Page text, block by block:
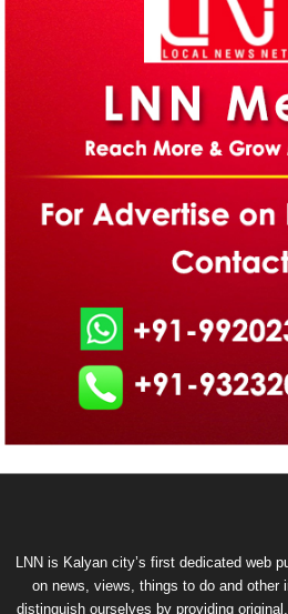
LNN is Kalyan city’s first dedicated web
on news, views, things to do and other
distinguish ourselves by providing